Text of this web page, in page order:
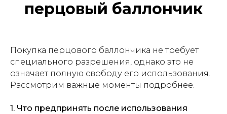
перцовый баллончик
Покупка перцового баллончика не требует
специального разрешения, однако это не
означает полную свободу его использования.
Рассмотрим важные моменты подробнее.
1. Что предпринять после использования